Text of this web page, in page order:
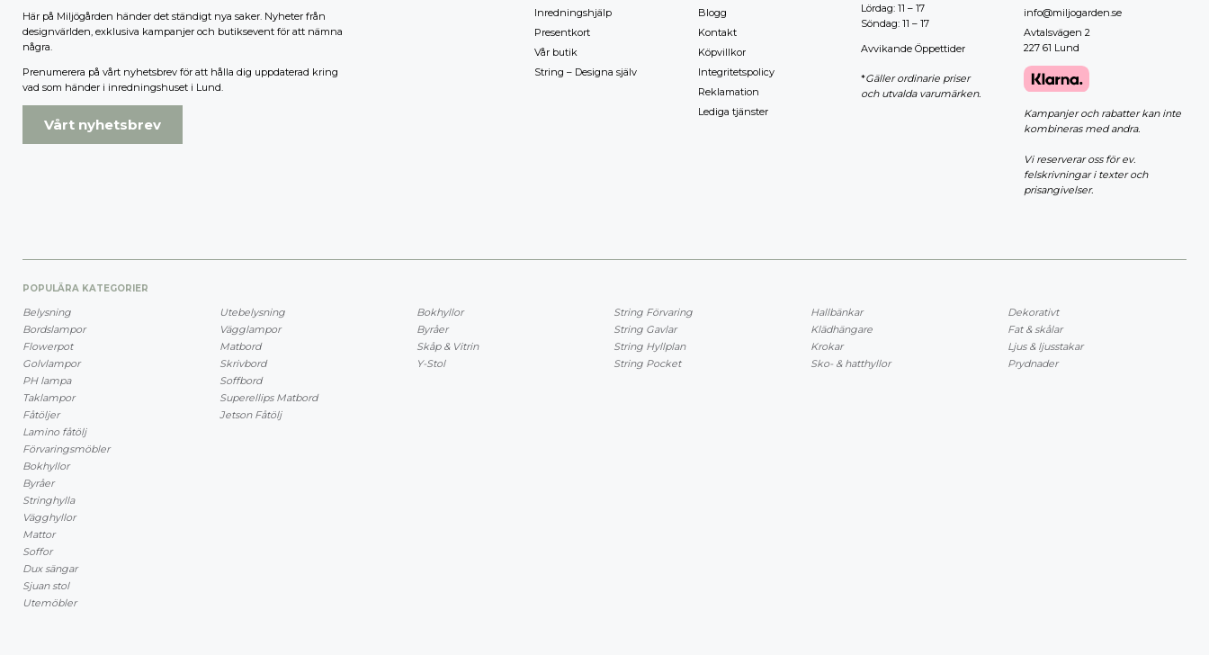
Här på Miljögården händer det ständigt nya saker. Nyheter från
designvärlden, exklusiva kampanjer och butiksevent för att nämna
några.
Prenumerera på vårt nyhetsbrev för att hålla dig uppdaterad kring
vad som händer i inredningshuset i Lund.
Vårt nyhetsbrev
Inredningshjälp
Presentkort
Vår butik
String – Designa själv
Blogg
Kontakt
Köpvillkor
Integritetspolicy
Reklamation
Lediga tjänster
Lördag: 11 – 17
Söndag: 11 – 17
Avvikande Öppettider
*Gäller ordinarie priser
och utvalda varumärken.
info@miljogarden.se
Avtalsvägen 2
227 61 Lund
Kampanjer och rabatter kan inte
kombineras med andra.
Vi reserverar oss för ev.
felskrivningar i texter och
prisangivelser.
POPULÄRA KATEGORIER
Belysning
Bordslampor
Flowerpot
Golvlampor
PH lampa
Taklampor
Fåtöljer
Lamino fåtölj
Förvaringsmöbler
Bokhyllor
Byråer
Stringhylla
Vägghyllor
Mattor
Soffor
Dux sängar
Sjuan stol
Utemöbler
Utebelysning
Vägglampor
Matbord
Skrivbord
Soffbord
Superellips Matbord
Jetson Fåtölj
Bokhyllor
Byråer
Skåp & Vitrin
Y-Stol
String Förvaring
String Gavlar
String Hyllplan
String Pocket
Hallbänkar
Klädhängare
Krokar
Sko- & hatthyllor
Dekorativt
Fat & skålar
Ljus & ljusstakar
Prydnader